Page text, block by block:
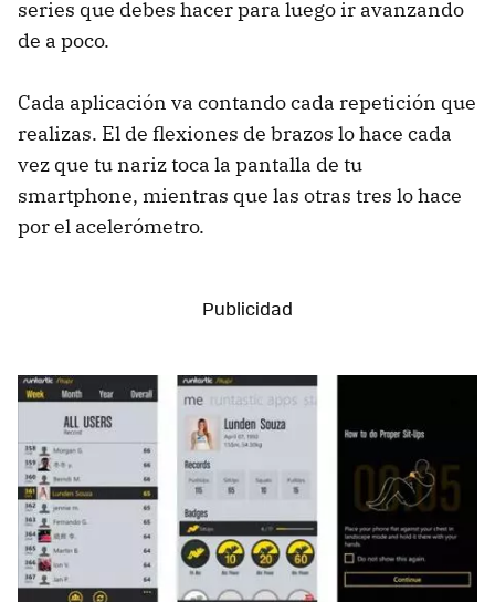
series que debes hacer para luego ir avanzando
de a poco.
Cada aplicación va contando cada repetición que
realizas. El de flexiones de brazos lo hace cada
vez que tu nariz toca la pantalla de tu
smartphone, mientras que las otras tres lo hace
por el acelerómetro.